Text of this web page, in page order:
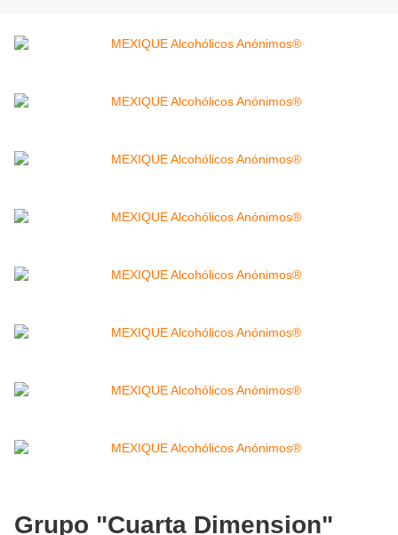
Grupo "Cuarta Dimension"